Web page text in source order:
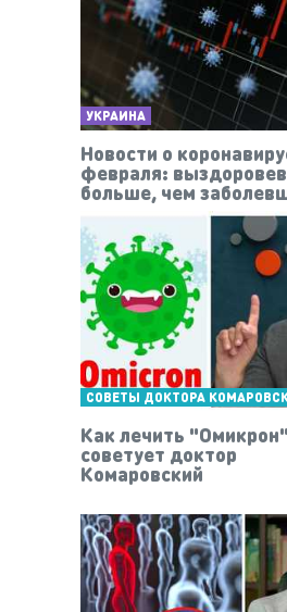
УКРАИНА
Новости о
февраля:
больше, чем
СОВЕТЫ ДОКТОРА
Как лечить
советует доктор
Комаровский